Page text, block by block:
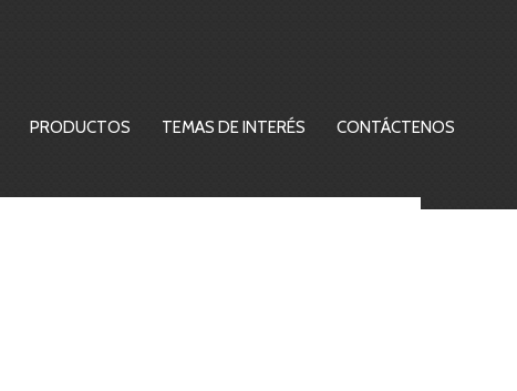
PRODUCTOS TEMAS DE INTERÉS CONTÁCTENOS